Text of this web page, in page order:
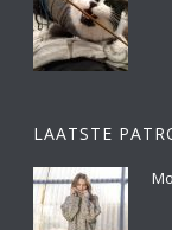
LAATSTE